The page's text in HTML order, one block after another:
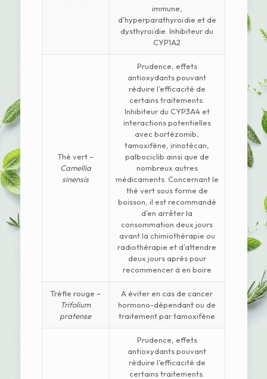
immune,
d’hyperparathyroïdie et de
dysthyroïdie. Inhibiteur du
CYP1A2
Thé vert –
Camellia
sinensis
Prudence, effets
antioxydants pouvant
réduire l’efficacité de
certains traitements.
Inhibiteur du CYP3A4 et
interactions potentielles
avec bortézomib,
tamoxifène, irinotécan,
palbociclib ainsi que de
nombreux autres
médicaments. Concernant le
thé vert sous forme de
boisson, il est recommandé
d’en arrêter la
consommation deux jours
avant la chimiothérapie ou
radiothérapie et d’attendre
deux jours après pour
recommencer à en boire
Trèfle rouge –
Trifolium
pratense
A éviter en cas de cancer
hormono-dépendant ou de
traitement par tamoxifène
Prudence, effets
antioxydants pouvant
réduire l’efficacité de
certains traitements.